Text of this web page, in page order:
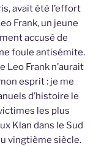
avait été l’effort
Frank, un jeune
accusé de
foule antisémite.
Leo Frank n’aurait
esprit : je me
d’histoire le
les plus
Klan dans le Sud
vingtième siècle.